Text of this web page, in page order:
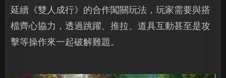
延續《雙人成行》的合作闖關玩法，玩家需要與搭
檔齊心協力，透過跳躍、推拉、道具互動甚至是攻
擊等操作來一起破解難題。